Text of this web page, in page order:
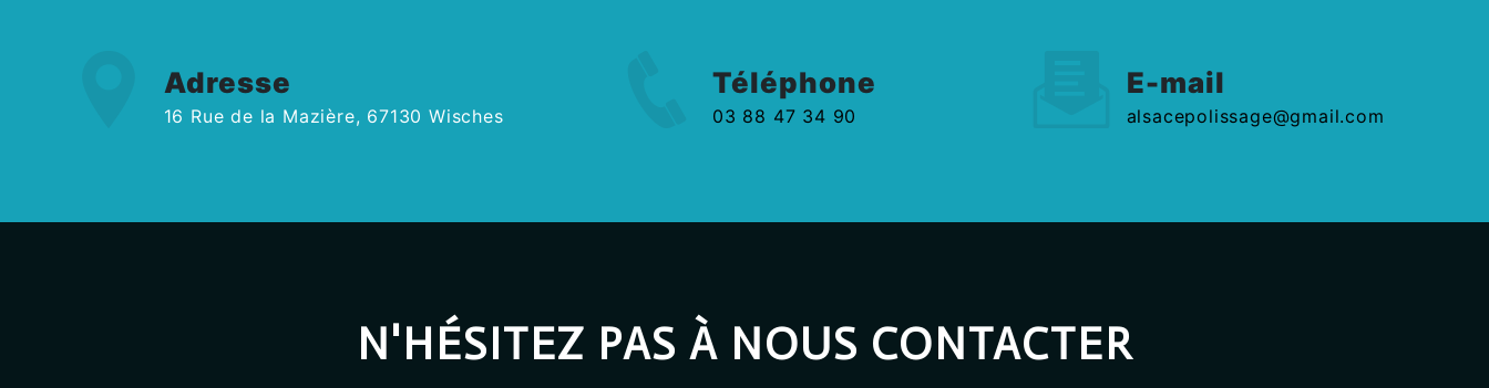
Adresse
16 Rue de la Mazière, 67130 Wisches
Téléphone
03 88 47 34 90
E-mail
alsacepolissage@gmail.com
N'HÉSITEZ PAS À NOUS CONTACTER